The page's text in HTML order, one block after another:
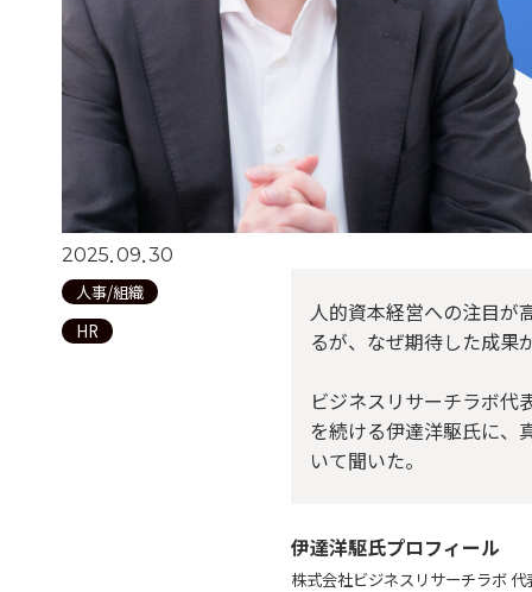
2025.09.30
人事/組織
HR
人的資本経営への注目が
るが、なぜ期待した成果
ビジネスリサーチラボ代
を続ける伊達洋駆氏に、
いて聞いた。
伊達洋駆氏プロフィール
株式会社ビジネスリサーチラボ 代